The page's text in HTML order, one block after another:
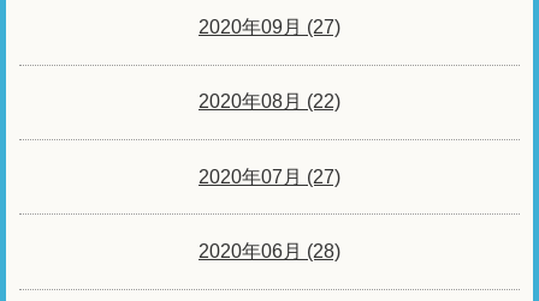
2020年09月 (27)
2020年08月 (22)
2020年07月 (27)
2020年06月 (28)